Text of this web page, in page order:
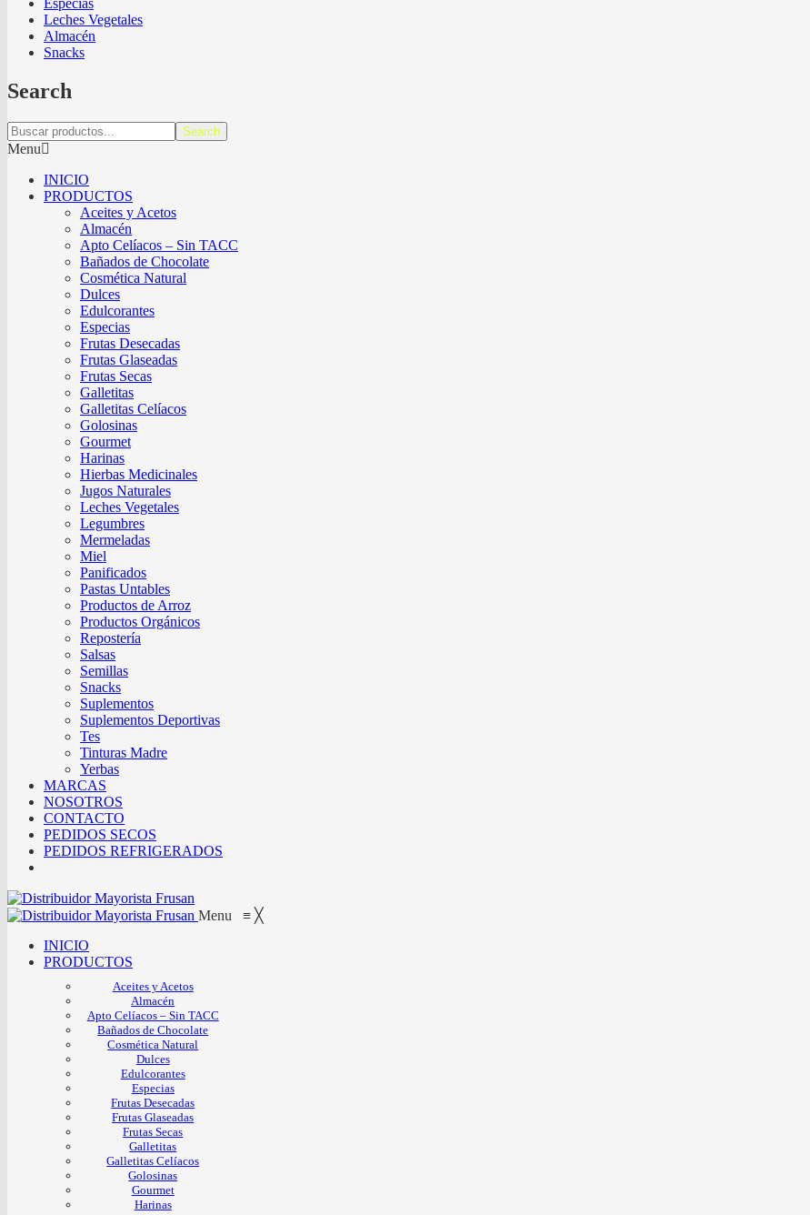
Leches Vegetales
Almacén
Snacks
Search
Search
Menu
INICIO
PRODUCTOS
Aceites y Acetos
Almacén
Apto Celíacos – Sin TACC
Bañados de Chocolate
Cosmética Natural
Dulces
Edulcorantes
Especias
Frutas Desecadas
Frutas Glaseadas
Frutas Secas
Galletitas
Galletitas Celíacos
Golosinas
Gourmet
Harinas
Hierbas Medicinales
Jugos Naturales
Leches Vegetales
Legumbres
Mermeladas
Miel
Panificados
Pastas Untables
Productos de Arroz
Productos Orgánicos
Repostería
Salsas
Semillas
Snacks
Suplementos
Suplementos Deportivas
Tes
Tinturas Madre
Yerbas
MARCAS
NOSOTROS
CONTACTO
PEDIDOS SECOS
PEDIDOS REFRIGERADOS
Menu ≡ ╳
INICIO
PRODUCTOS
Aceites y Acetos
Almacén
Apto Celíacos – Sin TACC
Bañados de Chocolate
Cosmética Natural
Dulces
Edulcorantes
Especias
Frutas Desecadas
Frutas Glaseadas
Frutas Secas
Galletitas
Galletitas Celíacos
Golosinas
Gourmet
Harinas